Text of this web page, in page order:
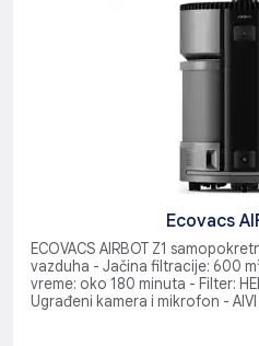
Ecovacs
ECOVACS AIRBOT Z1
vazduha - Jačina filtracije: 600
vreme: oko 180 minuta - Filter:
Ugrađeni kamera i mikrofon -